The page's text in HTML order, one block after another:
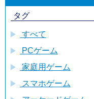
タグ
すべて
PCゲーム
家庭用ゲーム
スマホゲーム